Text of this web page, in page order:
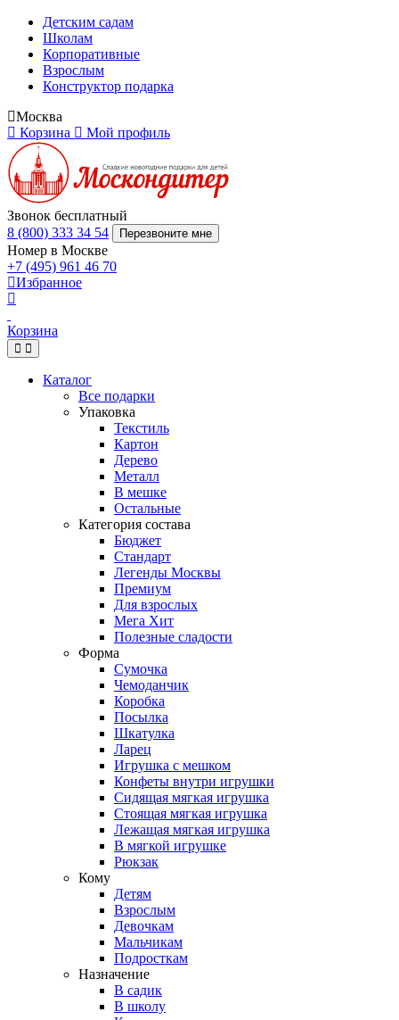
Детским садам
Школам
Корпоративные
Взрослым
Конструктор подарка
Москва
Корзина
Мой профиль
Звонок бесплатный
8 (800) 333 34 54
Перезвоните мне
Номер в Москве
+7 (495) 961 46 70
Избранное
Корзина
Каталог
Все подарки
Упаковка
Текстиль
Картон
Дерево
Металл
В мешке
Остальные
Категория состава
Бюджет
Стандарт
Легенды Москвы
Премиум
Для взрослых
Мега Хит
Полезные сладости
Форма
Сумочка
Чемоданчик
Коробка
Посылка
Шкатулка
Ларец
Игрушка с мешком
Конфеты внутри игрушки
Сидящая мягкая игрушка
Стоящая мягкая игрушка
Лежащая мягкая игрушка
В мягкой игрушке
Рюкзак
Кому
Детям
Взрослым
Девочкам
Мальчикам
Подросткам
Назначение
В садик
В школу